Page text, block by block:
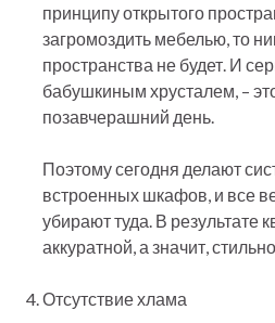
принципу открытого
загромоздить мебелью, то
пространства не будет. И
бабушкиным хрусталем, –
позавчерашний день.
Поэтому сегодня делают
встроенных шкафов, и все
убирают туда. В результате
аккуратной, а значит,
Отсутствие хлама